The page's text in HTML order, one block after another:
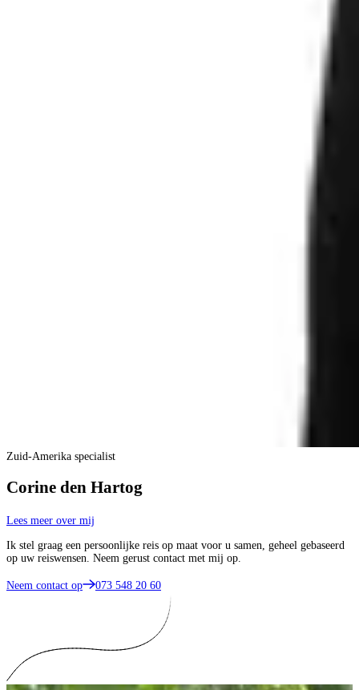
Zuid-Amerika specialist
Corine den Hartog
Lees meer over mij
Ik stel graag een persoonlijke reis op maat voor u samen, geheel gebaseerd
op uw reiswensen. Neem gerust contact met mij op.
Neem contact op 073 548 20 60